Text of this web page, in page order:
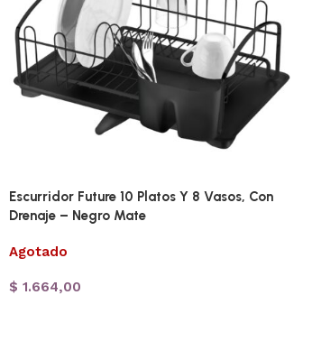
Escurridor Future 10 Platos Y 8 Vasos, Con
Drenaje – Negro Mate
Agotado
$ 1.664,00